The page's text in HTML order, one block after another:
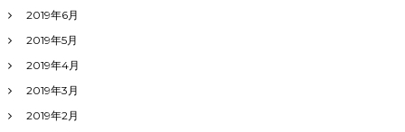
2019年6月
2019年5月
2019年4月
2019年3月
2019年2月